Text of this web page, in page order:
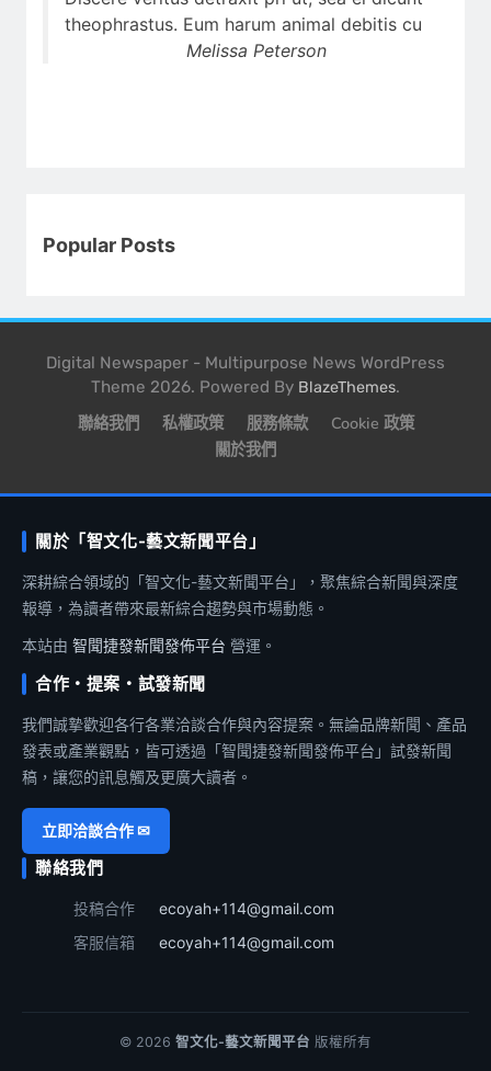
theophrastus. Eum harum animal debitis cu
Melissa Peterson
Popular Posts
Digital Newspaper - Multipurpose News WordPress
Theme 2026. Powered By BlazeThemes.
聯絡我們 私權政策 服務條款
Cookie 政策
關於我們
關於「智文化-藝文新聞平台」
深耕綜合領域的「智文化-藝文新聞平台」，聚焦綜合新聞與深度
報導，為讀者帶來最新綜合趨勢與市場動態。
本站由 智聞捷發新聞發佈平台 營運。
合作・提案・試發新聞
我們誠摯歡迎各行各業洽談合作與內容提案。無論品牌新聞、產品
發表或產業觀點，皆可透過「智聞捷發新聞發佈平台」試發新聞
稿，讓您的訊息觸及更廣大讀者。
立即洽談合作 ✉
聯絡我們
投稿合作
ecoyah+114@gmail.com
客服信箱
ecoyah+114@gmail.com
© 2026 智文化-藝文新聞平台 版權所有